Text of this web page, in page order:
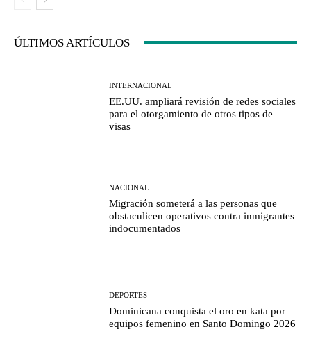
ÚLTIMOS ARTÍCULOS
INTERNACIONAL
EE.UU. ampliará revisión de redes sociales
para el otorgamiento de otros tipos de
visas
NACIONAL
Migración someterá a las personas que
obstaculicen operativos contra inmigrantes
indocumentados
DEPORTES
Dominicana conquista el oro en kata por
equipos femenino en Santo Domingo 2026